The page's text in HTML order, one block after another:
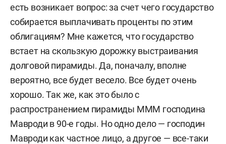
есть возникает вопрос: за счет чего государство
собирается выплачивать проценты по этим
облигациям? Мне кажется, что государство
встает на скользкую дорожку выстраивания
долговой пирамиды. Да, поначалу, вполне
вероятно, все будет весело. Все будет очень
хорошо. Так же, как это было с
распространением пирамиды МММ господина
Мавроди в 90-е годы. Но одно дело — господин
Мавроди как частное лицо, а другое — все-таки